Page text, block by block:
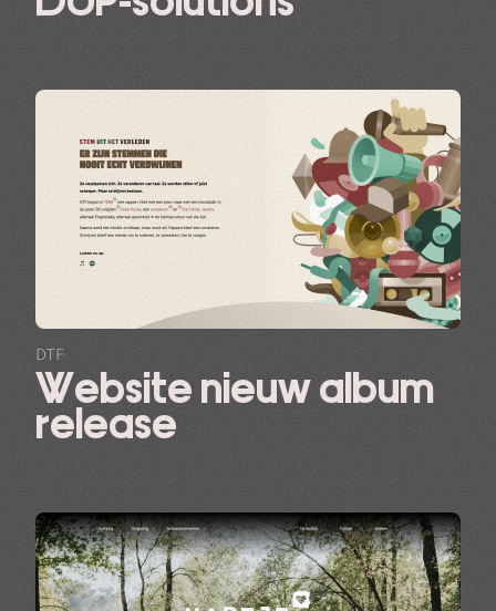
DTF
Website nieuw album
release